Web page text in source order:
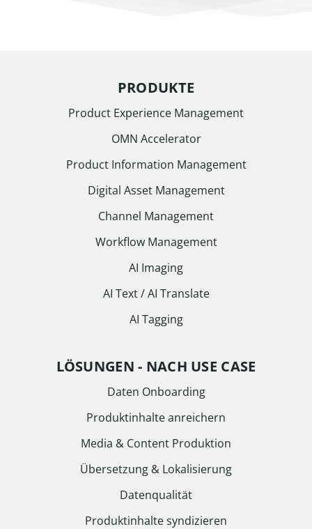
PRODUKTE
Product Experience Management
OMN Accelerator
Product Information Management
Digital Asset Management
Channel Management
Workflow Management
AI Imaging
AI Text / AI Translate
AI Tagging
LÖSUNGEN - NACH USE CASE
Daten Onboarding
Produktinhalte anreichern
Media & Content Produktion
Übersetzung & Lokalisierung
Datenqualität
Produktinhalte syndizieren